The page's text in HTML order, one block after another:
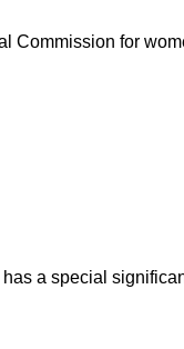
Commission for
a special